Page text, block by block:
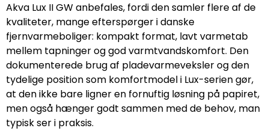
Akva Lux II GW anbefales, fordi den samler flere af de
kvaliteter, mange efterspørger i danske
fjernvarmeboliger: kompakt format, lavt varmetab
mellem tapninger og god varmtvandskomfort. Den
dokumenterede brug af pladevarmeveksler og den
tydelige position som komfortmodel i Lux-serien gør,
at den ikke bare ligner en fornuftig løsning på papiret,
men også hænger godt sammen med de behov, man
typisk ser i praksis.